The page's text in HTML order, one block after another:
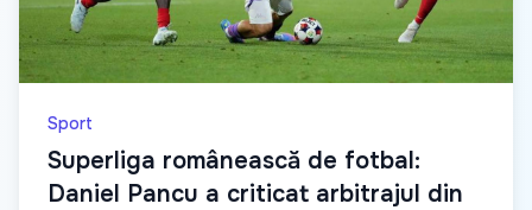
Sport
Superliga românească de fotbal:
Daniel Pancu a criticat arbitrajul din